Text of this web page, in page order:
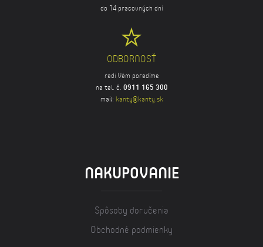
do 14 pracovných dní
ODBORNOSŤ
radi Vám poradíme
na tel. č. 0911 165 300
mail: kanty@kanty.sk
NAKUPOVANIE
Spôsoby doručenia
Obchodné podmienky